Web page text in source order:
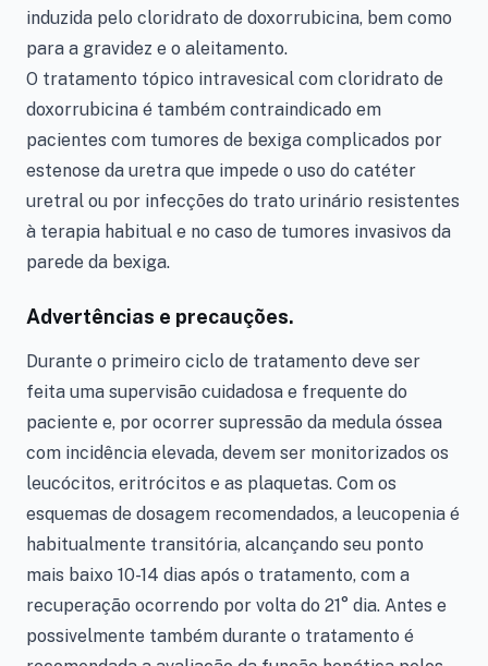
induzida pelo cloridrato de doxorrubicina, bem como
para a gravidez e o aleitamento.
O tratamento tópico intravesical com cloridrato de
doxorrubicina é também contraindicado em
pacientes com tumores de bexiga complicados por
estenose da uretra que impede o uso do catéter
uretral ou por infecções do trato urinário resistentes
à terapia habitual e no caso de tumores invasivos da
parede da bexiga.
Advertências e precauções.
Durante o primeiro ciclo de tratamento deve ser
feita uma supervisão cuidadosa e frequente do
paciente e, por ocorrer supressão da medula óssea
com incidência elevada, devem ser monitorizados os
leucócitos, eritrócitos e as plaquetas. Com os
esquemas de dosagem recomendados, a leucopenia é
habitualmente transitória, alcançando seu ponto
mais baixo 10-14 dias após o tratamento, com a
recuperação ocorrendo por volta do 21° dia. Antes e
possivelmente também durante o tratamento é